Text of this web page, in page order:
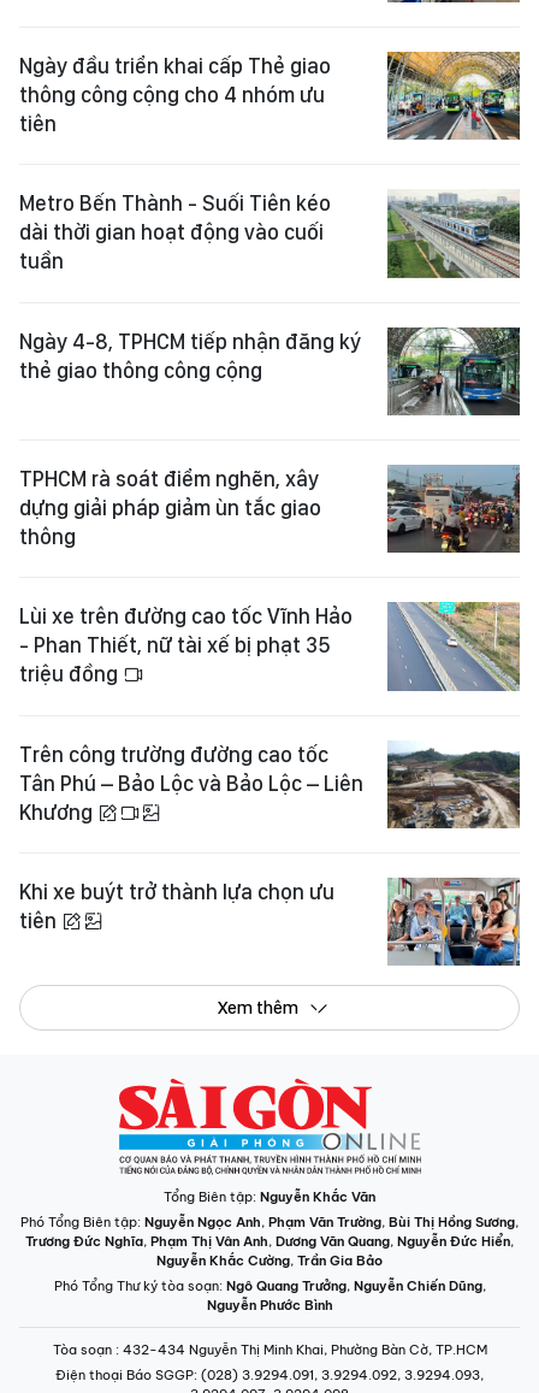
Ngày đầu triển khai cấp Thẻ giao
thông công cộng cho 4 nhóm ưu
tiên
Metro Bến Thành - Suối Tiên kéo
dài thời gian hoạt động vào cuối
tuần
Ngày 4-8, TPHCM tiếp nhận đăng ký
thẻ giao thông công cộng
TPHCM rà soát điểm nghẽn, xây
dựng giải pháp giảm ùn tắc giao
thông
Lùi xe trên đường cao tốc Vĩnh Hảo
- Phan Thiết, nữ tài xế bị phạt 35
triệu đồng
Trên công trường đường cao tốc
Tân Phú – Bảo Lộc và Bảo Lộc – Liên
Khương
Khi xe buýt trở thành lựa chọn ưu
tiên
Xem thêm
Tổng Biên tập: Nguyễn Khắc Văn
Phó Tổng Biên tập: Nguyễn Ngọc Anh, Phạm Văn Trường, Bùi Thị Hồng Sương,
Trương Đức Nghĩa, Phạm Thị Vân Anh, Dương Văn Quang, Nguyễn Đức Hiển,
Nguyễn Khắc Cường, Trần Gia Bảo
Phó Tổng Thư ký tòa soạn: Ngô Quang Trưởng, Nguyễn Chiến Dũng,
Nguyễn Phước Bình
Tòa soạn : 432-434 Nguyễn Thị Minh Khai, Phường Bàn Cờ, TP.HCM
Điện thoại Báo SGGP: (028) 3.9294.091, 3.9294.092, 3.9294.093,